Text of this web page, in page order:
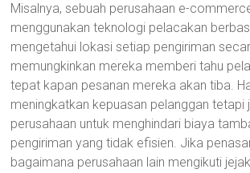
Misalnya, sebuah perusahaan e-
menggunakan teknologi pelacakan
mengetahui lokasi setiap pengiriman
memungkinkan mereka memberi tahu
tepat kapan pesanan mereka akan tiba.
meningkatkan kepuasan pelanggan tetapi
perusahaan untuk menghindari biaya
pengiriman yang tidak efisien. Jika
bagaimana perusahaan lain mengikuti